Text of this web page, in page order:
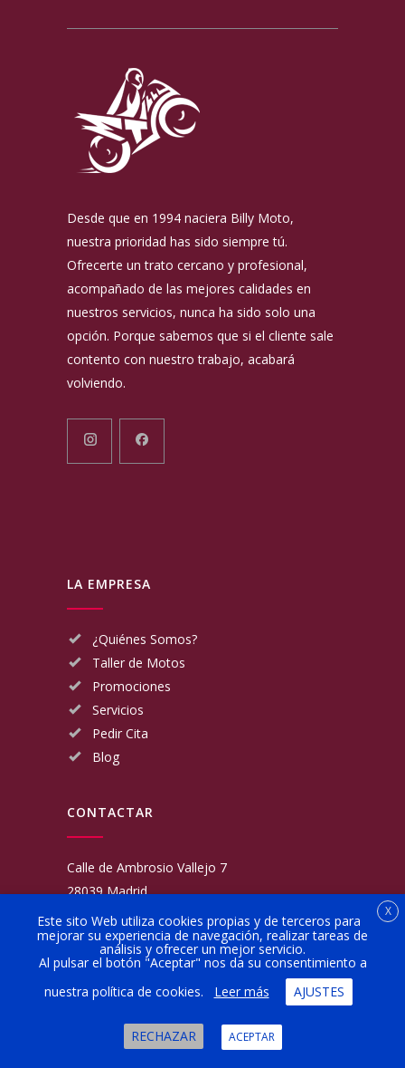
Desde que en 1994 naciera Billy Moto,
nuestra prioridad has sido siempre tú.
Ofrecerte un trato cercano y profesional,
acompañado de las mejores calidades en
nuestros servicios, nunca ha sido solo una
opción. Porque sabemos que si el cliente sale
contento con nuestro trabajo, acabará
volviendo.
LA EMPRESA
¿Quiénes Somos?
Taller de Motos
Promociones
Servicios
Pedir Cita
Blog
CONTACTAR
Calle de Ambrosio Vallejo 7
28039 Madrid
Fijo:
913 117 462
Movil:
676 566 970
administracion@talleresgarciamartinezehijos.com
Lun a Vier:
9:00 a 14:00
16:00 a 20:00
X
Este sito Web utiliza cookies propias y de terceros para
mejorar su experiencia de navegación, realizar tareas de
análisis y ofrecer un mejor servicio.
Al pulsar el botón "Aceptar" nos da su consentimiento a
nuestra política de cookies.
Leer más AJUSTES
RECHAZAR ACEPTAR